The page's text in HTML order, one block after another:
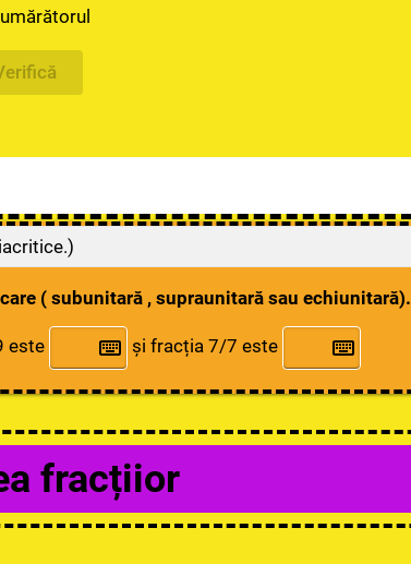
( subunitară , supraunitară sau echiunitară).
este și fracția 7/7 este
fracțiior